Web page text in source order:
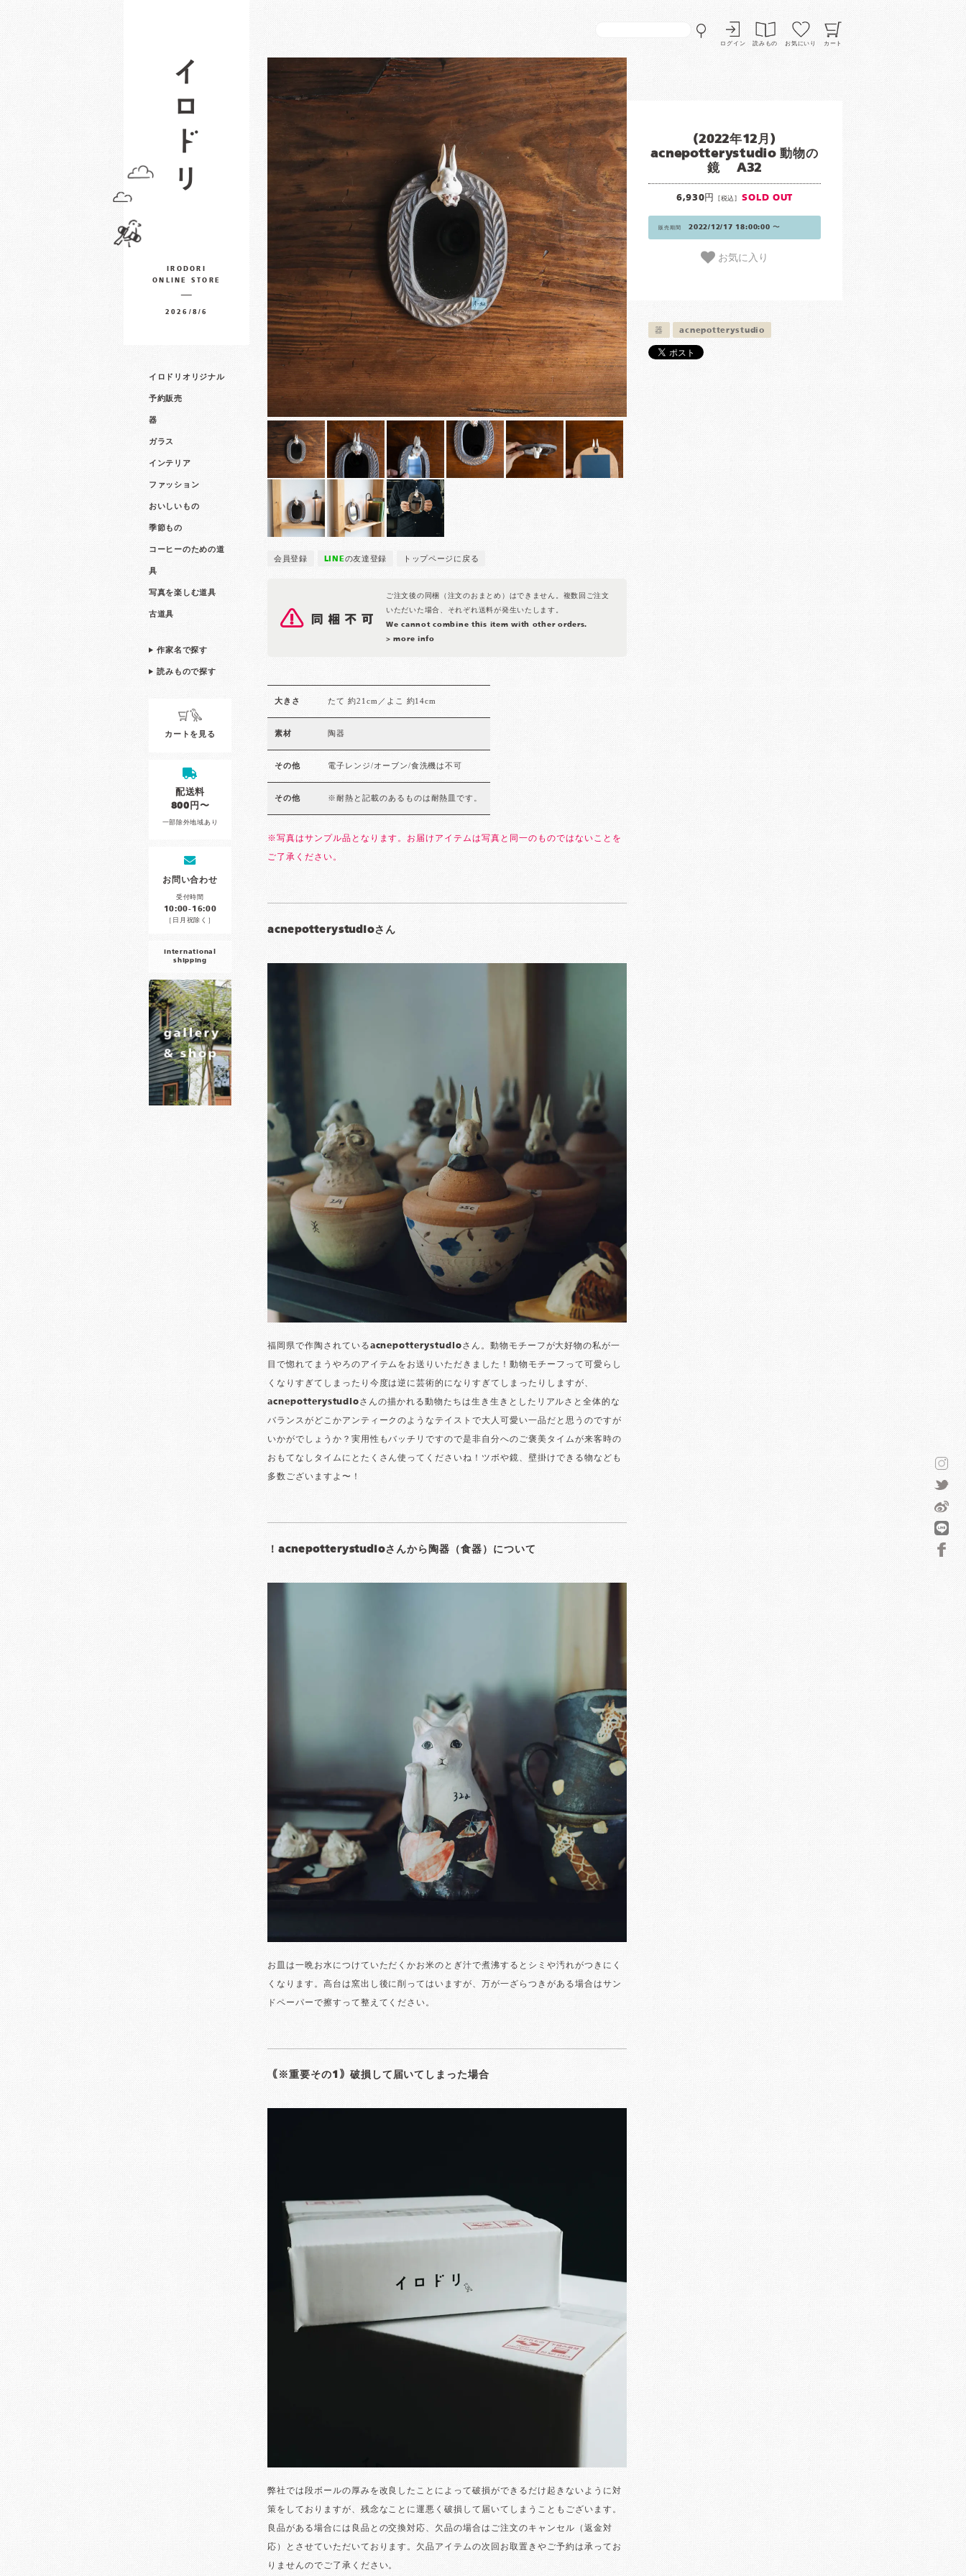
ログイン 読みもの お気にいり カート
IRODORI
ONLINE STORE
2026/8/6
イロドリオリジナル
予約販売
器
ガラス
インテリア
ファッション
おいしいもの
季節もの
コーヒーのための道
具
写真を楽しむ道具
古道具
作家名で探す
読みもので探す
カートを見る
配送料
800円〜
一部除外地域あり
お問い合わせ
受付時間
10:00-16:00
［日月祝除く］
international
shipping
会員登録 LINEの友達登録 トップページに戻る
ご注文後の同梱（注文のおまとめ）はできません。複数回ご注文
いただいた場合、それぞれ送料が発生いたします。
We cannot combine this item with other orders.
> more info
(2022年12月)
acnepotterystudio 動物の
鏡 A32
6,930円 [税込] SOLD OUT
販売期間 2022/12/17 18:00:00 〜
お気に入り
器 acnepotterystudio
大きさ たて 約21cm／よこ 約14cm
素材 陶器
その他 電子レンジ/オーブン/食洗機は不可
その他 ※耐熱と記載のあるものは耐熱皿です。
※写真はサンプル品となります。お届けアイテムは写真と同一のものではないことを
ご了承ください。
acnepotterystudioさん
福岡県で作陶されているacnepotterystudioさん。動物モチーフが大好物の私が一
目で惚れてまうやろのアイテムをお送りいただきました！動物モチーフって可愛らし
くなりすぎてしまったり今度は逆に芸術的になりすぎてしまったりしますが、
acnepotterystudioさんの描かれる動物たちは生き生きとしたリアルさと全体的な
バランスがどこかアンティークのようなテイストで大人可愛い一品だと思うのですが
いかがでしょうか？実用性もバッチリですので是非自分へのご褒美タイムが来客時の
おもてなしタイムにとたくさん使ってくださいね！ツボや鏡、壁掛けできる物なども
多数ございますよ〜！
！acnepotterystudioさんから陶器（食器）について
お皿は一晩お水につけていただくかお米のとぎ汁で煮沸するとシミや汚れがつきにく
くなります。高台は窯出し後に削ってはいますが、万が一ざらつきがある場合はサン
ドペーパーで擦すって整えてください。
｟※重要その1｠破損して届いてしまった場合
弊社では段ボールの厚みを改良したことによって破損ができるだけ起きないように対
策をしておりますが、残念なことに運悪く破損して届いてしまうこともございます。
良品がある場合には良品との交換対応、欠品の場合はご注文のキャンセル（返金対
応）とさせていただいております。欠品アイテムの次回お取置きやご予約は承ってお
りませんのでご了承ください。